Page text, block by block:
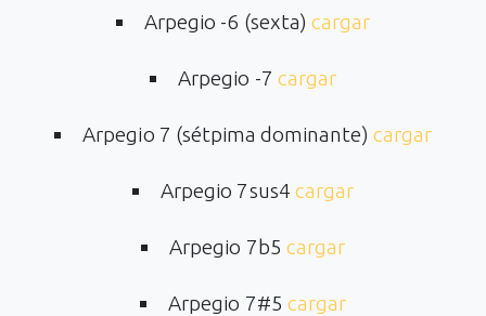
Arpegio -6 (sexta) cargar
Arpegio -7 cargar
Arpegio 7 (sétpima dominante) cargar
Arpegio 7sus4 cargar
Arpegio 7b5 cargar
Arpegio 7#5 cargar